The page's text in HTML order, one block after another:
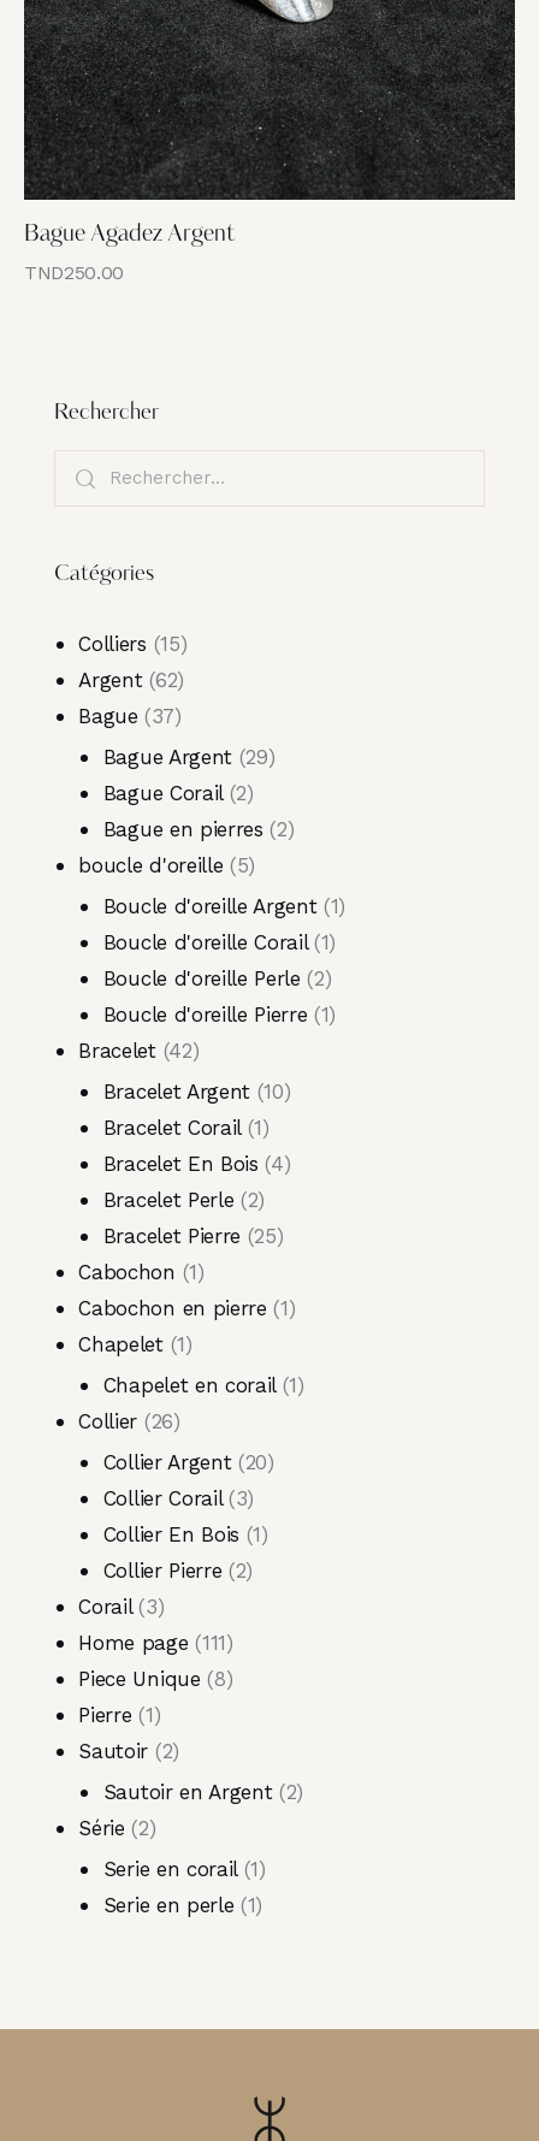
Bague Agadez Argent
TND250.00
Rechercher
Catégories
Colliers
15
Argent 62
Bague
37
Bague Argent
29
Bague Corail
2
Bague en pierres
2
boucle d'oreille
5
Boucle d'oreille Argent 1
Boucle d'oreille Corail 1
Boucle d'oreille Perle
2
Boucle d'oreille Pierre 1
Bracelet 42
Bracelet Argent 10
Bracelet Corail 1
Bracelet En Bois 4
Bracelet Perle
2
Bracelet Pierre
25
Cabochon
1
Cabochon en pierre
1
Chapelet 1
Chapelet en corail 1
Collier
26
Collier Argent
20
Collier Corail
3
Collier En Bois
1
Collier Pierre
2
Corail
3
Home page 111
Piece Unique 8
Pierre 1
Sautoir
2
Sautoir en Argent
2
Série
2
Serie en corail 1
Serie en perle 1